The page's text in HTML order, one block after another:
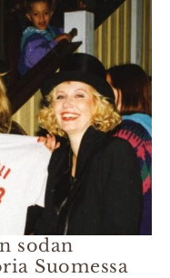
sodan
Suomessa